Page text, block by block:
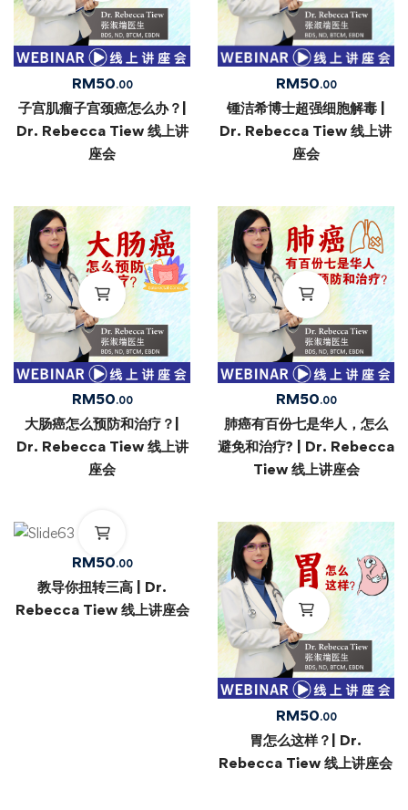
RM50.00
子宫肌瘤子宫颈癌怎么办？|
Dr. Rebecca Tiew 线上讲
座会
RM50.00
锺洁希博士超强细胞解毒 |
Dr. Rebecca Tiew 线上讲
座会
RM50.00
大肠癌怎么预防和治疗？|
Dr. Rebecca Tiew 线上讲
座会
RM50.00
肺癌有百份七是华人，怎么
避免和治疗? | Dr. Rebecca
Tiew 线上讲座会
RM50.00
教导你扭转三高 | Dr.
Rebecca Tiew 线上讲座会
RM50.00
胃怎么这样？| Dr.
Rebecca Tiew 线上讲座会